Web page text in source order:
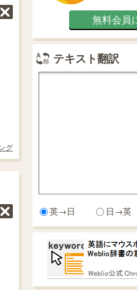
グ
無料会員
テキスト翻訳
英→日 日→英